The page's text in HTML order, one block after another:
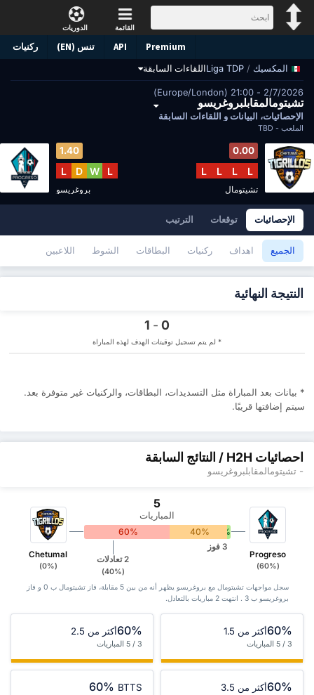
الدوريات القائمة
ركنيات تنس (EN) API Premium
المكسيك /
Liga TDPاللقاءات السابقة
2/7/2026 - 21:00 (Europe/London)
تشيتومالمقابلبروغريسو
الإحصائيات، البيانات و اللقاءات السابقة
الملعب - TBD
0.00
L
L
L
L
تشيتومال
1.40
L
W
D
L
بروغريسو
الإحصائيات توقعات الترتيب
الجميع اهداف ركنيات البطاقات الشوط اللاعبين
النتيجة النهائية
0
-
* لم يتم تسجيل توقيتات الهدف لهذه المباراة
* بيانات بعد المباراة مثل التسديدات، البطاقات، والركنيات ‏غير متوفرة بعد.
سيتم إضافتها قريبًا.
احصائيات H2H / النتائج السابقة
- تشيتومالمقابلبروغريسو
Chetumal
(0%)
5
المباريات
0%
40%
60%
2 تعادلات
(40%)
3 فوز
Progreso
(60%)
سجل مواجهات تشيتومال مع بروغريسو يظهر أنه من بين 5 ‏مقابلة، فاز تشيتومال ب 0 و فاز
بروغريسو ب 3 . انتهت 2 مباريات بالتعادل.
60%أكثر من 1.5
3 / 5 المباريات
60%أكثر من 2.5
3 / 5 المباريات
60%أكثر من 3.5 60% BTTS